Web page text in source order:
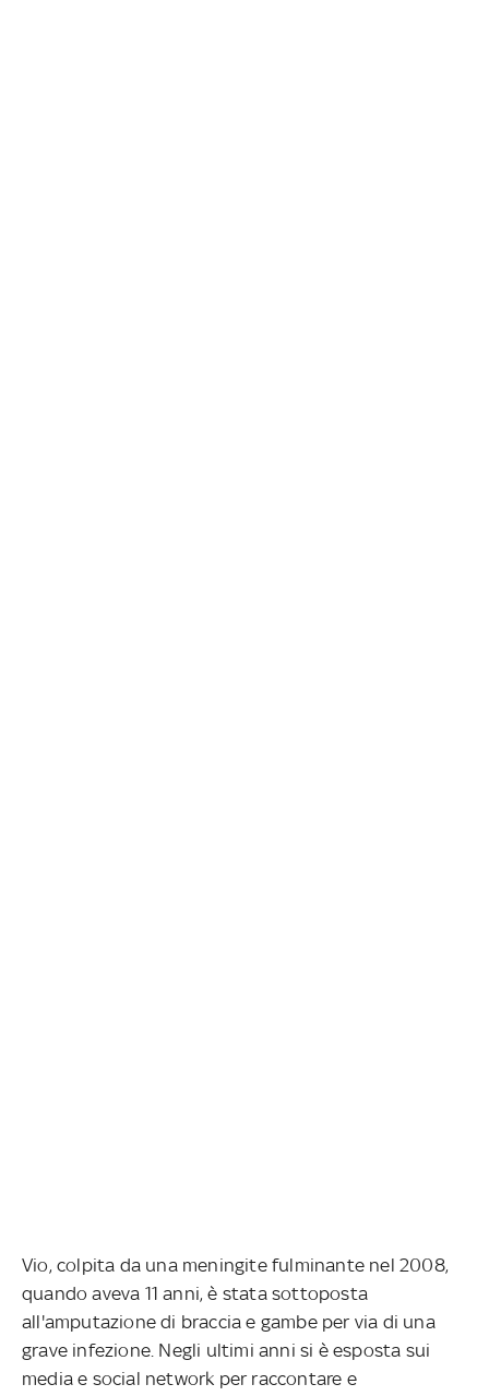
Vio, colpita da una meningite fulminante nel 2008,
quando aveva 11 anni, è stata sottoposta
all'amputazione di braccia e gambe per via di una
grave infezione. Negli ultimi anni si è esposta sui
media e social network per raccontare e